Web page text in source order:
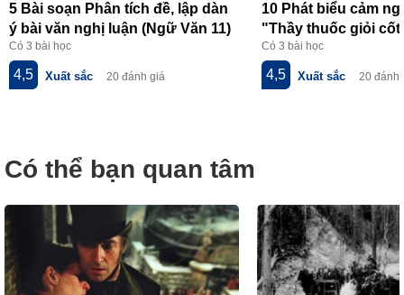
5 Bài soạn Phân tích đề, lập dàn
ý bài văn nghị luận (Ngữ Văn 11)
hay nhất
Có 3 bài học
4,5 Xuất sắc 20 đánh giá
10 Phát biểu cảm
"Thầy thuốc giỏi cốt
lòng" của Hồ
nhất
Có 3 bài học
4,5 Xuất sắc 20 đánh
Có thể bạn quan tâm